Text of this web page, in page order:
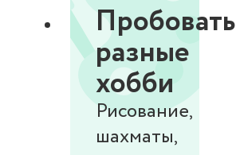
Пробовать
разные
хобби
Рисование,
шахматы,